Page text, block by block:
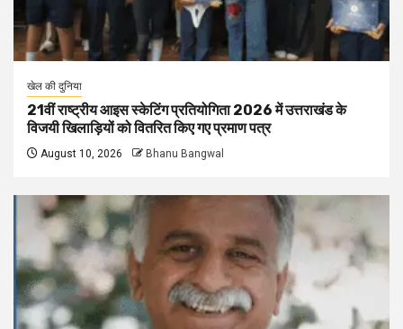
खेल की दुनिया
21वीं राष्ट्रीय आइस स्केटिंग प्रतियोगिता 2026 में उत्तराखंड के
विजयी खिलाड़ियों को वितरित किए गए प्रमाण पत्र
August 10, 2026 Bhanu Bangwal